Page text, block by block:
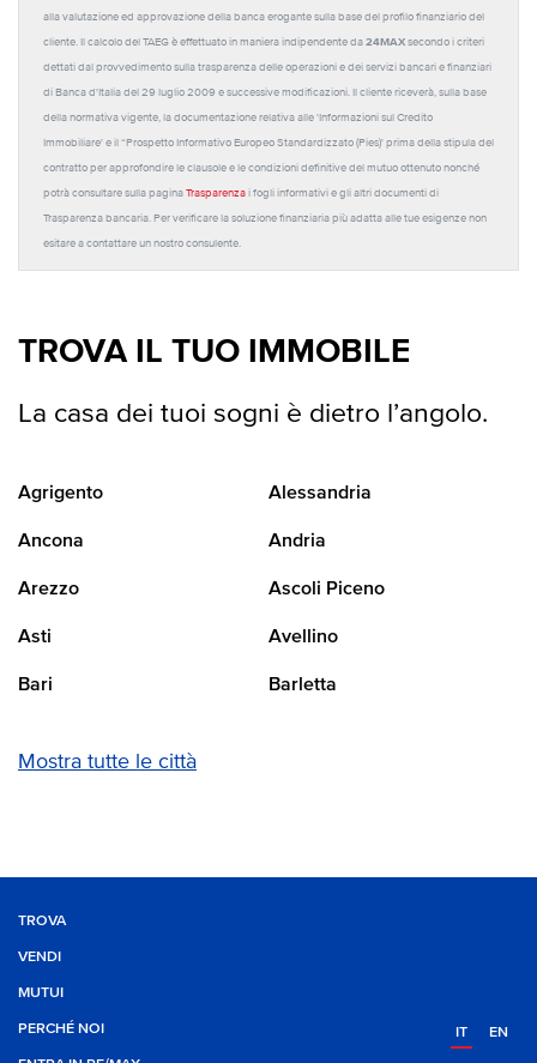
alla valutazione ed approvazione della banca erogante sulla base del profilo finanziario del
cliente. Il calcolo del TAEG è effettuato in maniera indipendente da 24MAX secondo i criteri
dettati dal provvedimento sulla trasparenza delle operazioni e dei servizi bancari e finanziari
di Banca d'Italia del 29 luglio 2009 e successive modificazioni. Il cliente riceverà, sulla base
della normativa vigente, la documentazione relativa alle 'Informazioni sul Credito
Immobiliare' e il “Prospetto Informativo Europeo Standardizzato (Pies)' prima della stipula del
contratto per approfondire le clausole e le condizioni definitive del mutuo ottenuto nonché
potrà consultare sulla pagina Trasparenza i fogli informativi e gli altri documenti di
Trasparenza bancaria. Per verificare la soluzione finanziaria più adatta alle tue esigenze non
esitare a contattare un nostro consulente.
TROVA IL TUO IMMOBILE
La casa dei tuoi sogni è dietro l’angolo.
Agrigento Alessandria
Ancona Andria
Arezzo Ascoli Piceno
Asti Avellino
Bari Barletta
Mostra tutte le città
TROVA
VENDI
MUTUI
PERCHÉ NOI IT EN